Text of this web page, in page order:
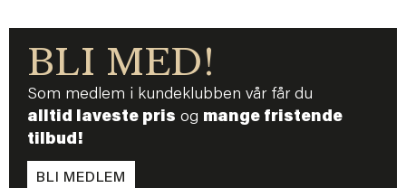
BLI MED!
Som medlem i kundeklubben vår får du
alltid laveste pris og mange fristende
tilbud!
BLI MEDLEM